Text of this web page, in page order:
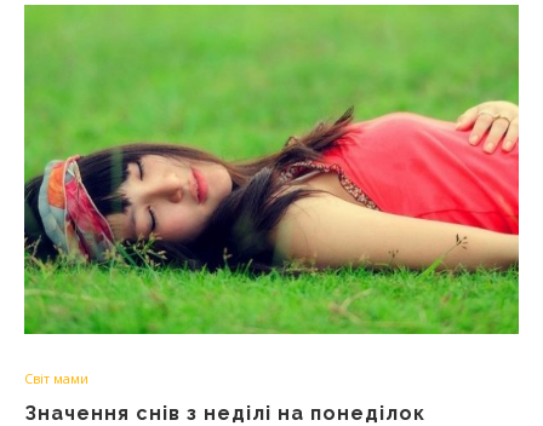
Світ мами
Значення снів з неділі на понеділок